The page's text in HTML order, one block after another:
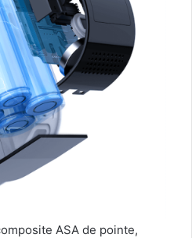
ASA de pointe,